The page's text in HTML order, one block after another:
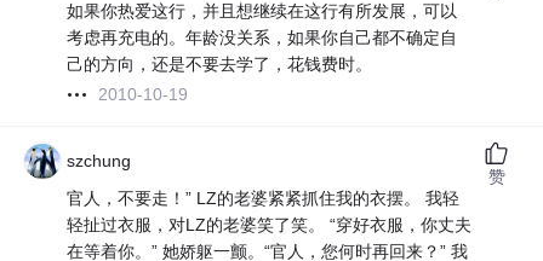
如果你热爱这行，并且想继续在这行有所发展，可以
考虑再充电的。年龄没关系，如果你自己都不确定自
己的方向，还是不要去学了，花钱费时。
2010-10-19
szchung
官人，不要走！” LZ的老婆紧紧抓住我的衣摆。 我轻
轻扯过衣服，对LZ的老婆笑了笑。 “穿好衣服，你丈夫
在等着你。” 她娇躯一颤。“官人，您何时再回来？” 我
赞